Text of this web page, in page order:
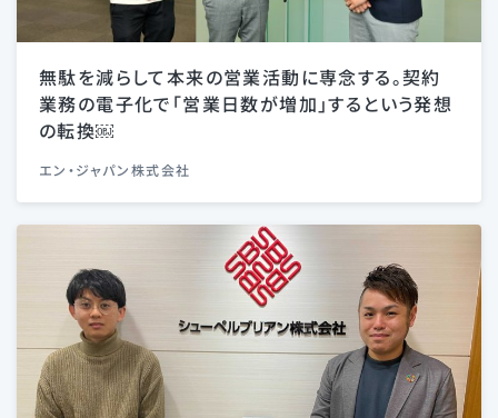
無駄を減らして本来の営業活動に専念する。契約
業務の電子化で「営業日数が増加」するという発想
の転換￼
エン・ジャパン株式会社